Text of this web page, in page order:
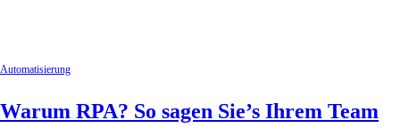
Automatisierung
Warum RPA? So sagen Sie’s Ihrem Team